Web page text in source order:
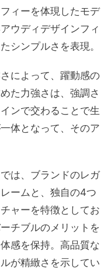
ィーを体現したモデ
ウディデザインフィ
シンプルさを表現。
によって、躍動感の
た力強さは、強調さ
ンで交わることで生
体となって、そのア
は、ブランドのレガ
ームと、独自の4つ
ャーを特徴としてお
チブルのメリットを
感を保持。高品質な
が精緻さを示してい